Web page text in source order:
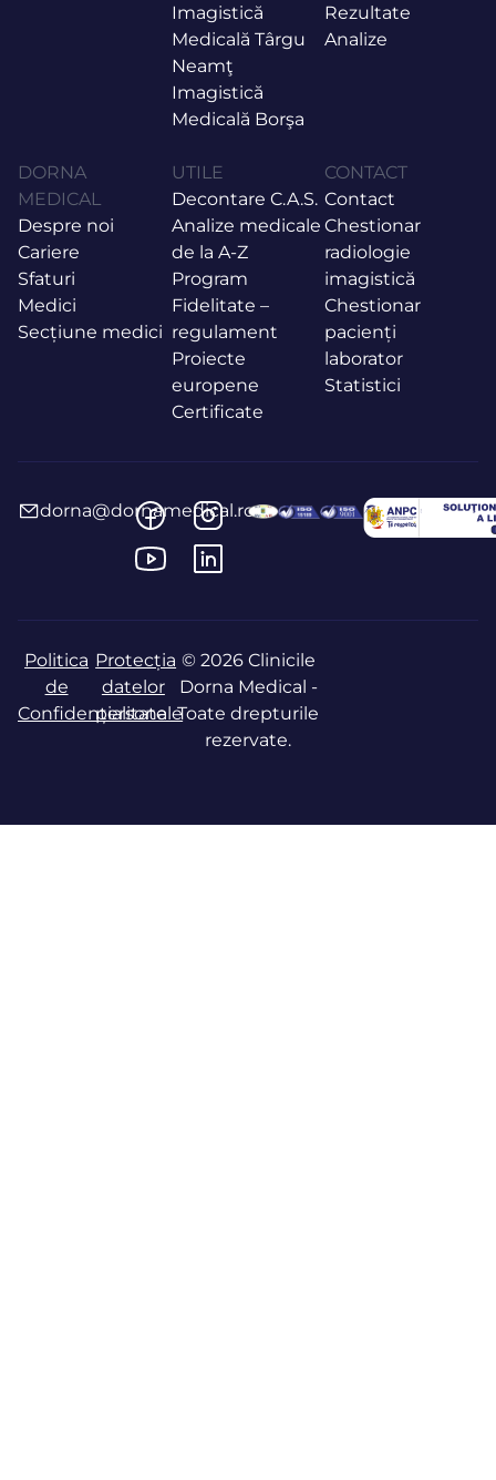
Imagistică
Medicală Târgu
Neamţ
Imagistică
Medicală Borşa
Rezultate
Analize
DORNA
MEDICAL
Despre noi
Cariere
Sfaturi
Medici
Secțiune medici
UTILE
Decontare C.A.S.
Analize medicale
de la A-Z
Program
Fidelitate –
regulament
Proiecte
europene
Certificate
CONTACT
Contact
Chestionar
radiologie
imagistică
Chestionar
pacienți
laborator
Statistici
dorna@dornamedical.ro
Politica
de
Confidențialitate
Protecția
datelor
personale
© 2026 Clinicile
Dorna Medical -
Toate drepturile
rezervate.